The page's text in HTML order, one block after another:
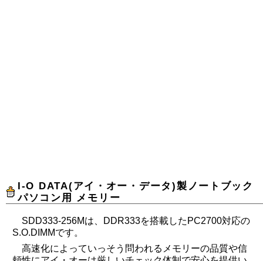
I-O DATA(アイ・オー・データ)製ノートブック
パソコン用 メモリー
SDD333-256Mは、DDR333を搭載したPC2700対応の
S.O.DIMMです。
高速化によっていっそう問われるメモリーの品質や信